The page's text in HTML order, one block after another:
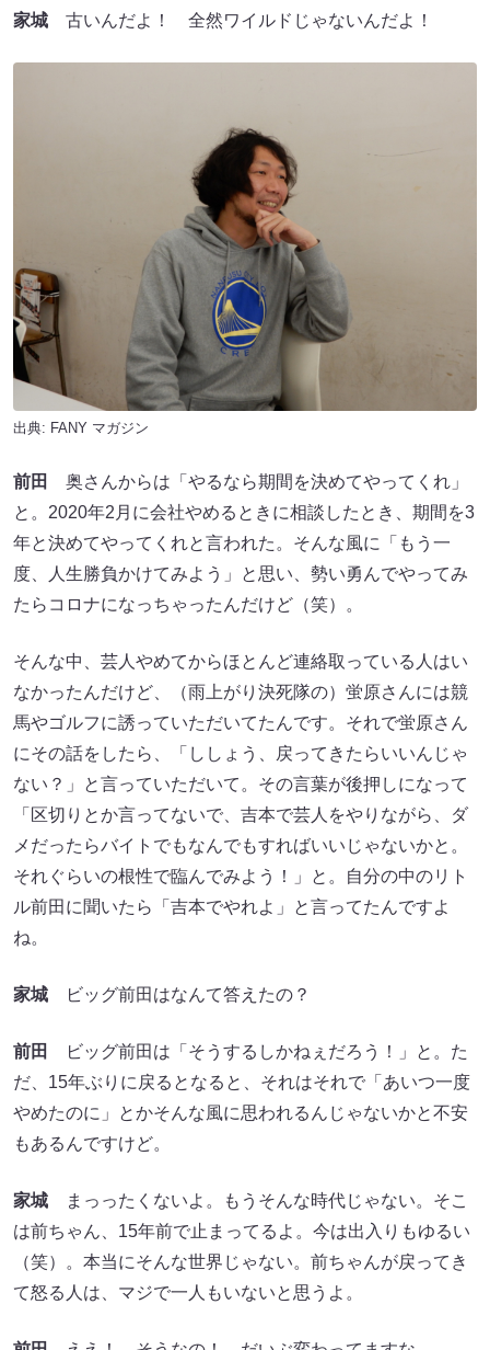
家城 古いんだよ！ 全然ワイルドじゃないんだよ！
出典: FANY マガジン
前田
奥さんからは「やるなら期間を決めてやってくれ」
と。2020年2月に会社やめるときに相談したとき、期間を3
年と決めてやってくれと言われた。そんな風に「もう一
度、人生勝負かけてみよう」と思い、勢い勇んでやってみ
たらコロナになっちゃったんだけど（笑）。
そんな中、芸人やめてからほとんど連絡取っている人はい
なかったんだけど、（雨上がり決死隊の）蛍原さんには競
馬やゴルフに誘っていただいてたんです。それで蛍原さん
にその話をしたら、「ししょう、戻ってきたらいいんじゃ
ない？」と言っていただいて。その言葉が後押しになって
「区切りとか言ってないで、吉本で芸人をやりながら、ダ
メだったらバイトでもなんでもすればいいじゃないかと。
それぐらいの根性で臨んでみよう！」と。自分の中のリト
ル前田に聞いたら「吉本でやれよ」と言ってたんですよ
ね。
家城 ビッグ前田はなんて答えたの？
前田
ビッグ前田は「そうするしかねぇだろう！」と。た
だ、15年ぶりに戻るとなると、それはそれで「あいつ一度
やめたのに」とかそんな風に思われるんじゃないかと不安
もあるんですけど。
家城 まっったくないよ。もうそんな時代じゃない。そこ
は前ちゃん、15年前で止まってるよ。今は出入りもゆるい
（笑）。本当にそんな世界じゃない。前ちゃんが戻ってき
て怒る人は、マジで一人もいないと思うよ。